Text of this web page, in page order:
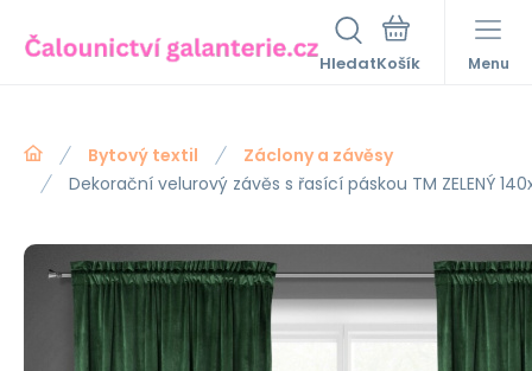
Hledat Menu
Bytový textil
Záclony a závěsy
Dekorační velurový závěs s řasící páskou TM ZELENÝ